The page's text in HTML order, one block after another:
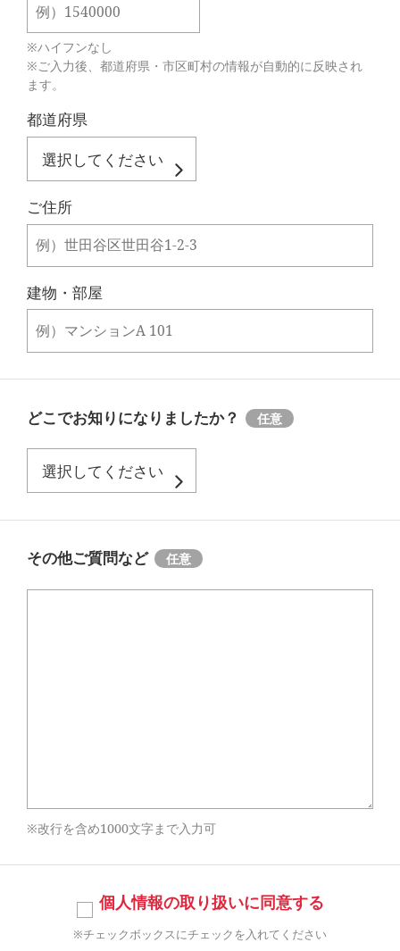
※ハイフンなし
※ご入力後、都道府県・市区町村の情報が自動的に反映され
ます。
都道府県
ご住所
建物・部屋
どこでお知りになりましたか？
その他ご質問など
※改行を含め1000文字まで入力可
個人情報の取り扱いに同意する
※チェックボックスにチェックを入れてください